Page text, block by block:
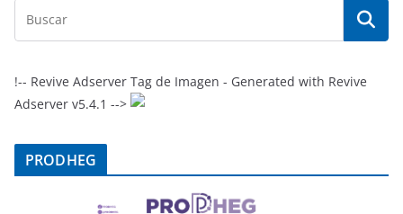
!-- Revive Adserver Tag de Imagen - Generated with Revive
Adserver v5.4.1 -->
PRODHEG